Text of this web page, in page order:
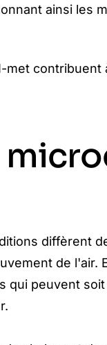
ainsi les
met contribuent
diffèrent
de l'air.
qui peuvent